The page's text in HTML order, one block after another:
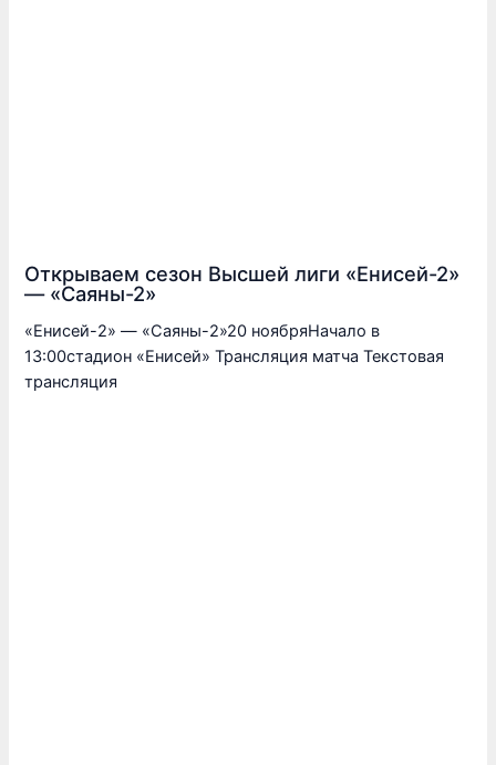
Открываем сезон Высшей лиги «Енисей-2»
— «Саяны-2»
«Енисей-2» — «Саяны-2»20 ноябряНачало в
13:00стадион «Енисей» Трансляция матча Текстовая
трансляция